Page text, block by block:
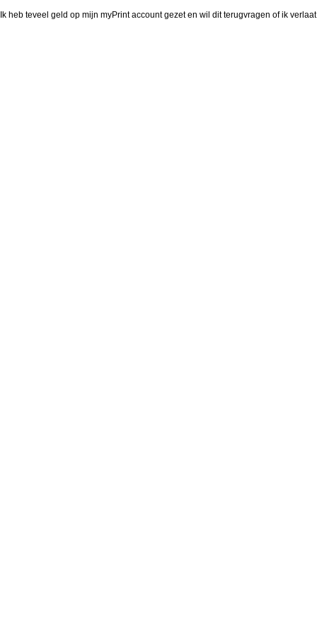
Ik heb teveel geld op mijn myPrint account gezet en wil dit terugvragen of ik